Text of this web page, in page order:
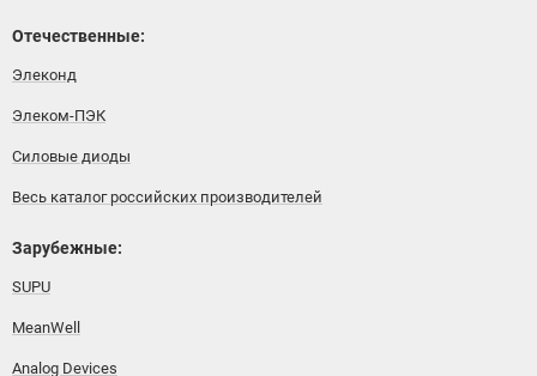
Отечественные:
Элеконд
Элеком-ПЭК
Силовые диоды
Весь каталог российских производителей
Зарубежные:
SUPU
MeanWell
Analog Devices